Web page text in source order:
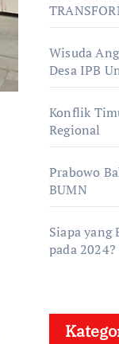
Wisuda
Desa IPB
Konflik
Regional
Prabowo
BUMN
Siapa yang
pada 2024?